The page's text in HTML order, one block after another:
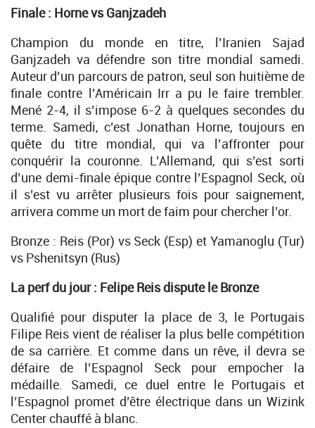
Finale : Horne vs Ganjzadeh
Champion du monde en titre, l’Iranien Sajad
Ganjzadeh va défendre son titre mondial samedi.
Auteur d’un parcours de patron, seul son huitième de
finale contre l’Américain Irr a pu le faire trembler.
Mené 2-4, il s’impose 6-2 à quelques secondes du
terme. Samedi, c’est Jonathan Horne, toujours en
quête du titre mondial, qui va l’affronter pour
conquérir la couronne. L’Allemand, qui s’est sorti
d’une demi-finale épique contre l’Espagnol Seck, où
il s’est vu arrêter plusieurs fois pour saignement,
arrivera comme un mort de faim pour chercher l’or.
Bronze : Reis (Por) vs Seck (Esp) et Yamanoglu (Tur)
vs Pshenitsyn (Rus)
La perf du jour : Felipe Reis dispute le Bronze
Qualifié pour disputer la place de 3, le Portugais
Filipe Reis vient de réaliser la plus belle compétition
de sa carrière. Et comme dans un rêve, il devra se
défaire de l’Espagnol Seck pour empocher la
médaille. Samedi, ce duel entre le Portugais et
l’Espagnol promet d’être électrique dans un Wizink
Center chauffé à blanc.